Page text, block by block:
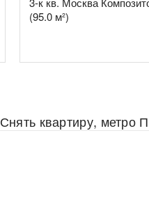
(95.0 м²)
Снять квартиру, метро